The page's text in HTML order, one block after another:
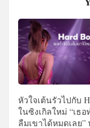
หัวใจเต้นรัวไปกับ
ในซิงเกิลใหม่ “เธ
ลืมเขาได้หมดเลย”